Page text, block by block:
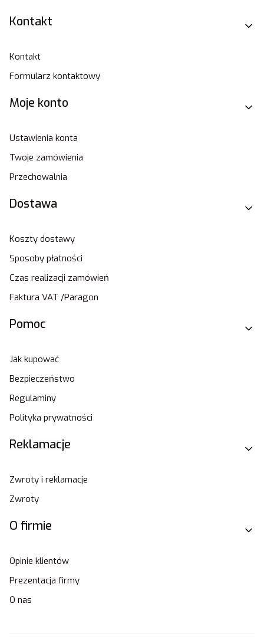
Linki w stopce
Kontakt
Kontakt
Formularz kontaktowy
Moje konto
Ustawienia konta
Twoje zamówienia
Przechowalnia
Dostawa
Koszty dostawy
Sposoby płatności
Czas realizacji zamówień
Faktura VAT /Paragon
Pomoc
Jak kupować
Bezpieczeństwo
Regulaminy
Polityka prywatności
Reklamacje
Zwroty i reklamacje
Zwroty
O firmie
Opinie klientów
Prezentacja firmy
O nas